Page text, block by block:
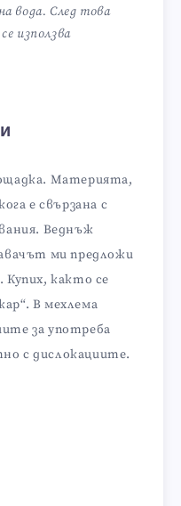
вода. След това
използва
Материята,
е свързана с
Веднъж
ми предложи
както се
В мехлема
за употреба
с дислокациите.